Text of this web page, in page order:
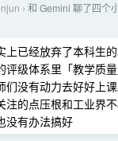
› 和 Gemini 聊了四个
上已经放弃了本科生
评级体系里「教学质
们没有动力去好好上
注的点压根和工业界
没有办法搞好